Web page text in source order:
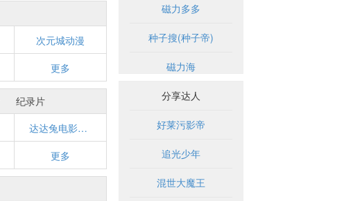
次元城动漫
更多
纪录片
达达兔电影网_DaDaTu.COM
更多
磁力多多
种子搜(种子帝)
磁力海
分享达人
好莱污影帝
追光少年
混世大魔王